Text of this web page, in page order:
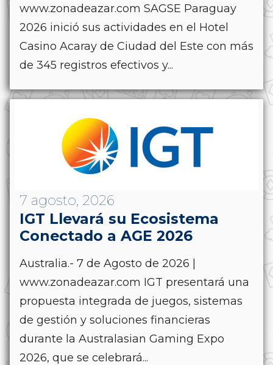
www.zonadeazar.com SAGSE Paraguay
2026 inició sus actividades en el Hotel
Casino Acaray de Ciudad del Este con más
de 345 registros efectivos y...
7 agosto, 2026
IGT Llevará su Ecosistema
Conectado a AGE 2026
Australia.- 7 de Agosto de 2026 |
www.zonadeazar.com IGT presentará una
propuesta integrada de juegos, sistemas
de gestión y soluciones financieras
durante la Australasian Gaming Expo
2026, que se celebrará...